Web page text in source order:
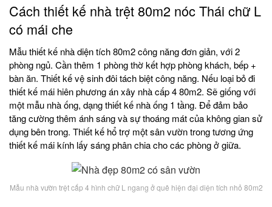
Cách thiết kế nhà trệt 80m2 nóc Thái chữ L
có mái che
Mẫu thiết kế nhà diện tích 80m2 công năng đơn giản, với 2
phòng ngủ. Cần thêm 1 phòng thờ kết hợp phòng khách, bếp +
bàn ăn. Thiết kế vệ sinh đôi tách biệt công năng. Nếu loại bỏ đi
thiết kế mái hiên phương án xây nhà cấp 4 80m2. Sẽ giống với
một mẫu nhà ống, dạng thiết kế nhà ống 1 tầng. Để đảm bảo
tăng cường thêm ánh sáng và sự thoáng mát của không gian sử
dụng bên trong. Thiết kế hổ trợ một sân vườn trong tương ứng
thiết kế mái kính lấy sáng phân chia cho các phòng ở giữa.
Mẫu nhà vườn trệt cấp 4 hình chữ L ngang ở quê hiện đại diện tích nhỏ 80m2